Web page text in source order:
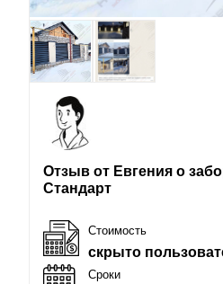
Отзыв от Евгения о
Стандарт
Стоимость
скрыто
Сроки